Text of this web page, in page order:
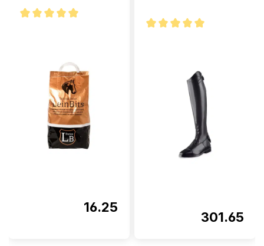
Note moyenne de 5 sur 5 étoiles
16.25
301.65